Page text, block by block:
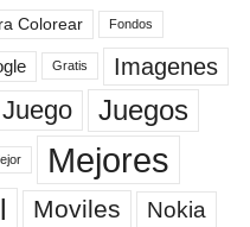
Colorear Fondos
Gratis Imagenes
Juego Juegos
Mejores
Moviles Nokia